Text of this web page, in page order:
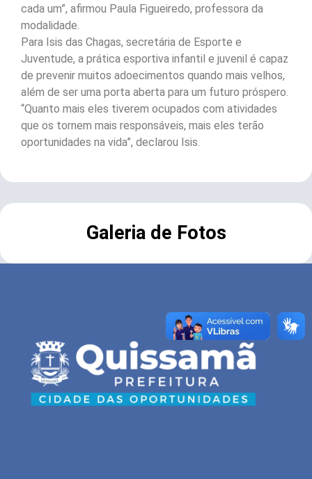
cada um”, afirmou Paula Figueiredo, professora da
modalidade.
Para Isis das Chagas, secretária de Esporte e
Juventude, a prática esportiva infantil e juvenil é capaz
de prevenir muitos adoecimentos quando mais velhos,
além de ser uma porta aberta para um futuro próspero.
“Quanto mais eles tiverem ocupados com atividades
que os tornem mais responsáveis, mais eles terão
oportunidades na vida”, declarou Isis.
Galeria de Fotos